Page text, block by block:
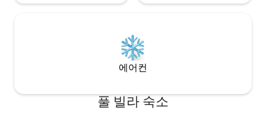
에어컨
풀 빌라 숙소